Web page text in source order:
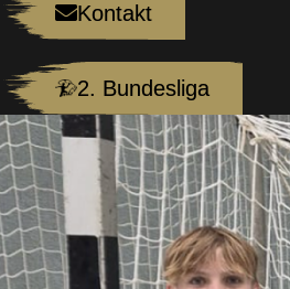
Kontakt
2. Bundesliga